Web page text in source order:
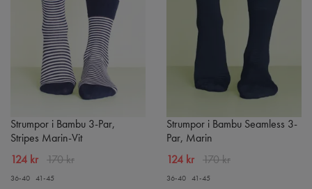
Strumpor i Bambu 3-Par,
Stripes Marin-Vit
124 kr 170 kr
36-40 41-45
Strumpor i Bambu Seamless 3-
Par, Marin
124 kr 170 kr
36-40 41-45